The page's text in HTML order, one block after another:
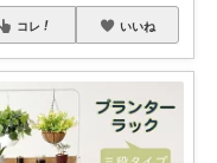
コレ いいね